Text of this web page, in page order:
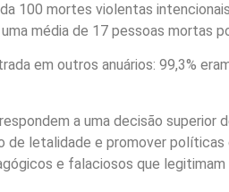
100 mortes violentas
média de 17 pessoas mortas
em outros anuários: 99,3%
a uma decisão superior
letalidade e promover políticas
e falaciosos que legitimam